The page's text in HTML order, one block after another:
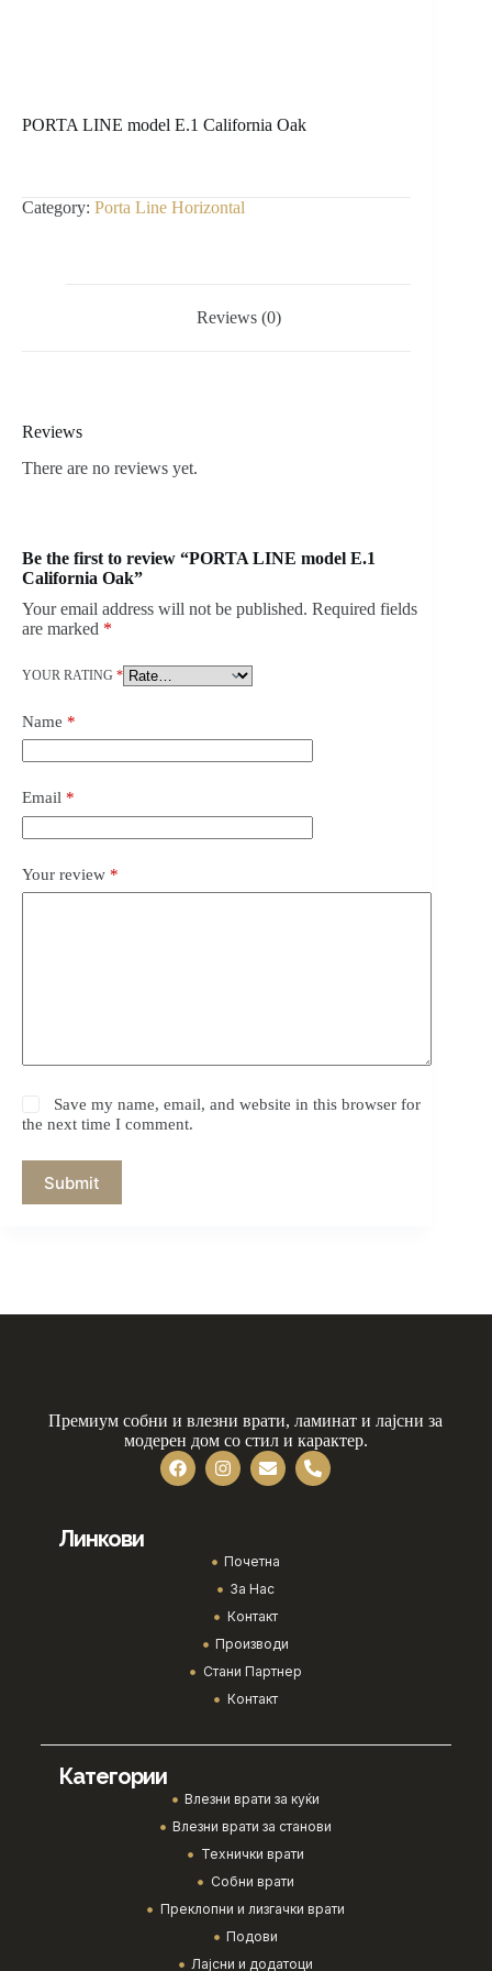
PORTA LINE model E.1 California Oak
Category: Porta Line Horizontal
Reviews (0)
Reviews
There are no reviews yet.
Be the first to review “PORTA LINE model E.1
California Oak”
Your email address will not be published. Required fields
are marked *
YOUR RATING *
Name *
Email *
Your review *
Save my name, email, and website in this browser for
the next time I comment.
Submit
Премиум собни и влезни врати, ламинат и лајсни за
модерен дом со стил и карактер.
Линкови
Почетна
За Нас
Контакт
Производи
Стани Партнер
Контакт
Категории
Влезни врати за куќи
Влезни врати за станови
Технички врати
Собни врати
Преклопни и лизгачки врати
Подови
Лајсни и додатоци